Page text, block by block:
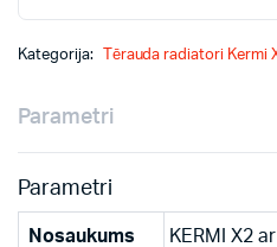
Kategorija: Tērauda radiatori Kermi
Parametri
Parametri
Nosaukums KERMI X2